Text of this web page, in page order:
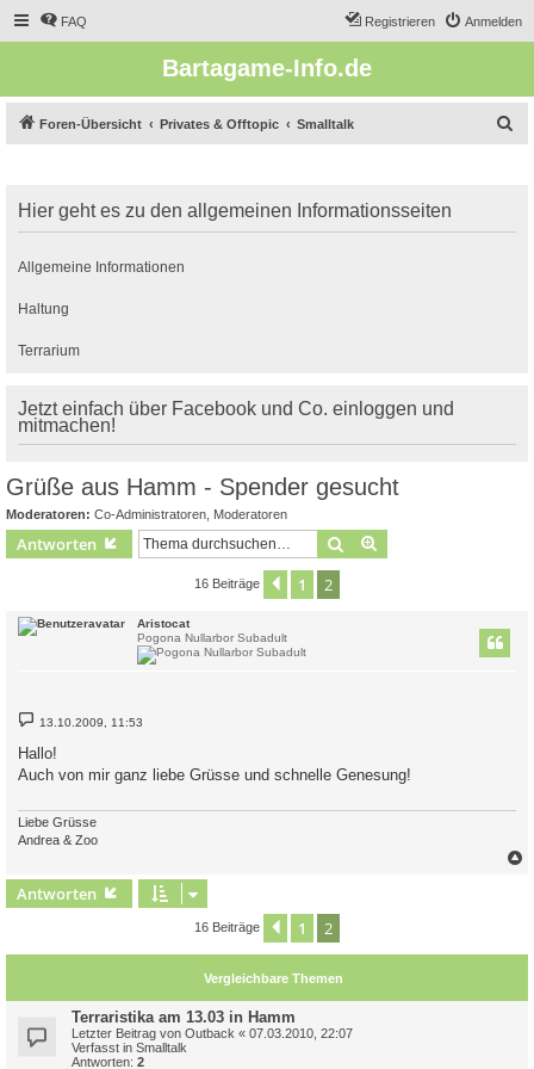
FAQ Anmelden
Registrieren
Bartagame-Info.de
Foren-Übersicht Privates & Offtopic Smalltalk
e
Hier geht es zu den allgemeinen Informationsseiten
Allgemeine Informationen
Haltung
Terrarium
Jetzt einfach über Facebook und Co. einloggen und
mitmachen!
Grüße aus Hamm - Spender gesucht
Moderatoren: Co-Administratoren Moderatoren
Antworten Suche
16 Beiträge Vorherige
1 2
Aristocat
Pogona Nullarbor Subadult
B
e
i
t
r
13.10.2009, 11:53
Hallo!
Auch von mir ganz liebe Grüsse und schnelle Genesung!
Liebe Grüsse
Andrea & Zoo
e
Antworten
16 Beiträge Vorherige
1 2
Vergleichbare Themen
Terraristika am 13.03 in Hamm
Letzter Beitrag von Outback « 07.03.2010, 22:07
Verfasst in Smalltalk
Antworten: 2